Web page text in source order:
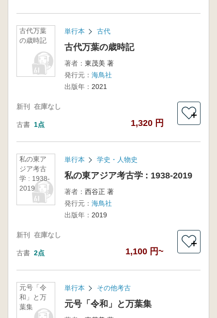
古代万葉
の歳時記
単行本 古代
古代万葉の歳時記
著者： 東茂美 著
発行元： 海鳥社
出版年： 2021
新刊 在庫なし
古書 1点 1,320 円
＋
私の東ア
ジア考古
学 : 1938-
2019
単行本 学史・人物史
私の東アジア考古学 : 1938-2019
著者： 西谷正 著
発行元： 海鳥社
出版年： 2019
新刊 在庫なし
古書 2点 1,100 円~
＋
元号「令
和」と万
葉集
単行本 その他考古
元号「令和」と万葉集